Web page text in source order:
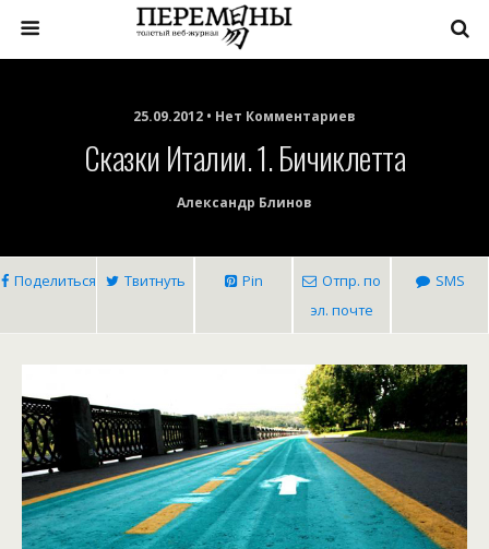
25.09.2012 • Нет Комментариев
Сказки Италии. 1. Бичиклетта
Александр Блинов
Поделиться Твитнуть Pin
Отпр. по
эл. почте
SMS